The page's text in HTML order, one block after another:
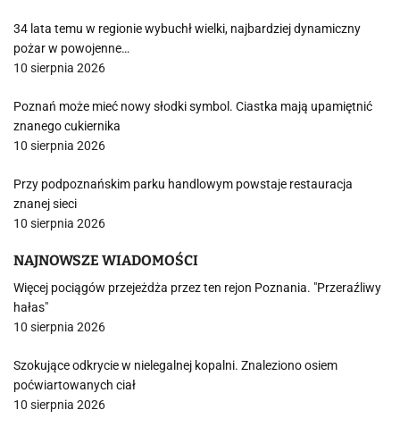
34 lata temu w regionie wybuchł wielki, najbardziej dynamiczny
pożar w powojenne…
10 sierpnia 2026
Poznań może mieć nowy słodki symbol. Ciastka mają upamiętnić
znanego cukiernika
10 sierpnia 2026
Przy podpoznańskim parku handlowym powstaje restauracja
znanej sieci
10 sierpnia 2026
NAJNOWSZE WIADOMOŚCI
Więcej pociągów przejeżdża przez ten rejon Poznania. "Przeraźliwy
hałas"
10 sierpnia 2026
Szokujące odkrycie w nielegalnej kopalni. Znaleziono osiem
poćwiartowanych ciał
10 sierpnia 2026